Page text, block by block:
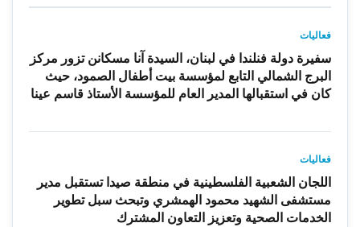
فعاليات
سفيرة دولة فنلندا في لبنان، السيدة آنا مسكانن تزور مركز
البرج الشمالي التابع لمؤسسة بيت أطفال الصمود، حيث
كان في استقبالها المدير العام للمؤسسة الأستاذ قاسم عينا
فعاليات
اللجان الشعبية الفلسطينية في منطقة صيدا تستقبل مدير
مستشفى الشهيد محمود الهمشري وتبحث سبل تطوير
الخدمات الصحية وتعزيز التعاون المشترك